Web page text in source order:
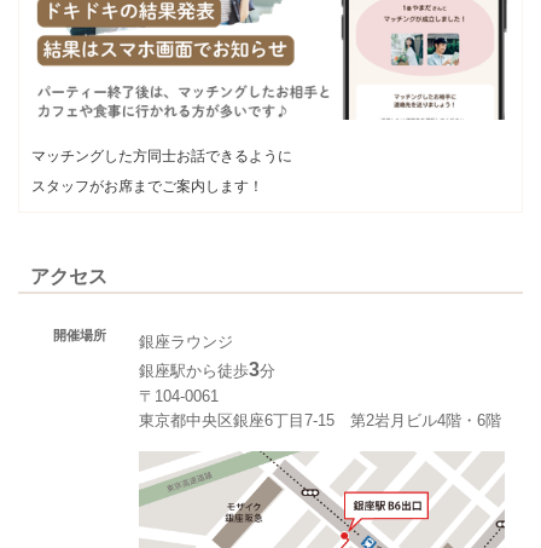
マッチングした方同士お話できるように
スタッフがお席までご案内します！
アクセス
開催場所
銀座ラウンジ
銀座駅から徒歩3分
〒104-0061
東京都中央区銀座6丁目7-15 第2岩月ビル4階・6階